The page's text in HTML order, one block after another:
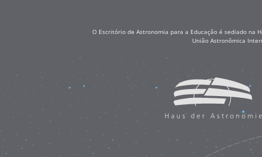
O Escritório de Astronomia para a Educação é sediado na
União Astronômica